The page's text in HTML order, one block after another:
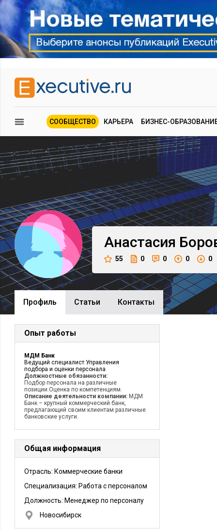
СООБЩЕСТВО КАРЬЕРА БИЗНЕС-
Анастасия
55 0 0 0 0
Профиль Cтатьи Контакты
Опыт работы
МДМ Банк
Ведущий специалист Управления
подбора и оценки персонала
Должностные обязанности:
Подбор персонала на различные
позиции.Оценка по компетенциям.
Описание деятельности компании: МДМ
Банк – крупный коммерческий банк,
предлагающий своим клиентам различные
банковские услуги.
Общая информация
Отрасль: Коммерческие банки
Специализация: Работа с персоналом
Должность: Менеджер по персоналу
Новосибирск